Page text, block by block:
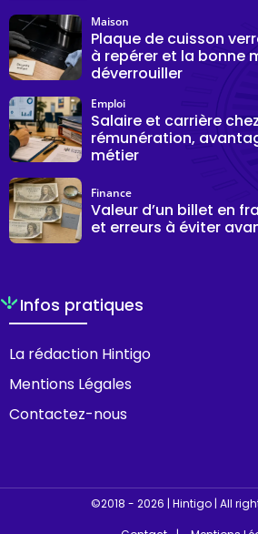
Plaque de cuisson
à repérer et la bonne
déverrouiller
Maison
Salaire et carrière
rémunération,
métier
Emploi
Valeur d’un billet en
et erreurs à éviter
Finance
Infos pratiques
La rédaction Hintigo
Mentions Légales
Contactez-nous
©2018 - 2026 | Hintigo | All